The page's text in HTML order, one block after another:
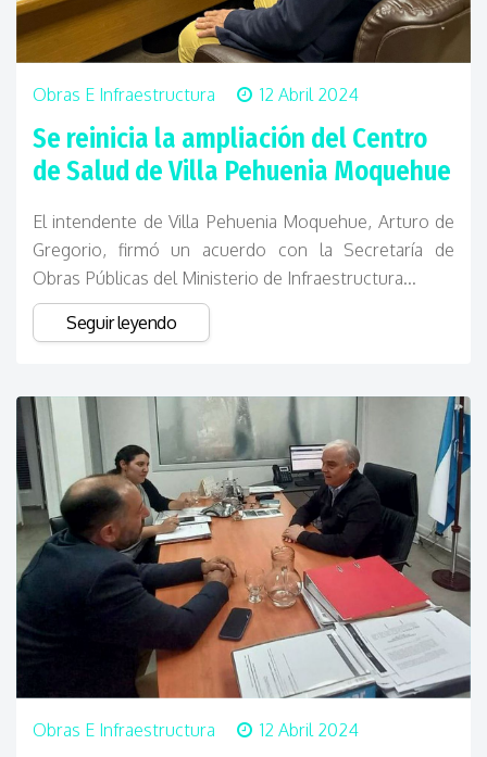
Obras E Infraestructura 12 Abril 2024
Se reinicia la ampliación del Centro
de Salud de Villa Pehuenia Moquehue
El intendente de Villa Pehuenia Moquehue, Arturo de
Gregorio, firmó un acuerdo con la Secretaría de
Obras Públicas del Ministerio de Infraestructura...
Seguir leyendo
Obras E Infraestructura 12 Abril 2024